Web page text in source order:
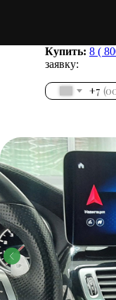
Купить: 8 (
заявку:
+7